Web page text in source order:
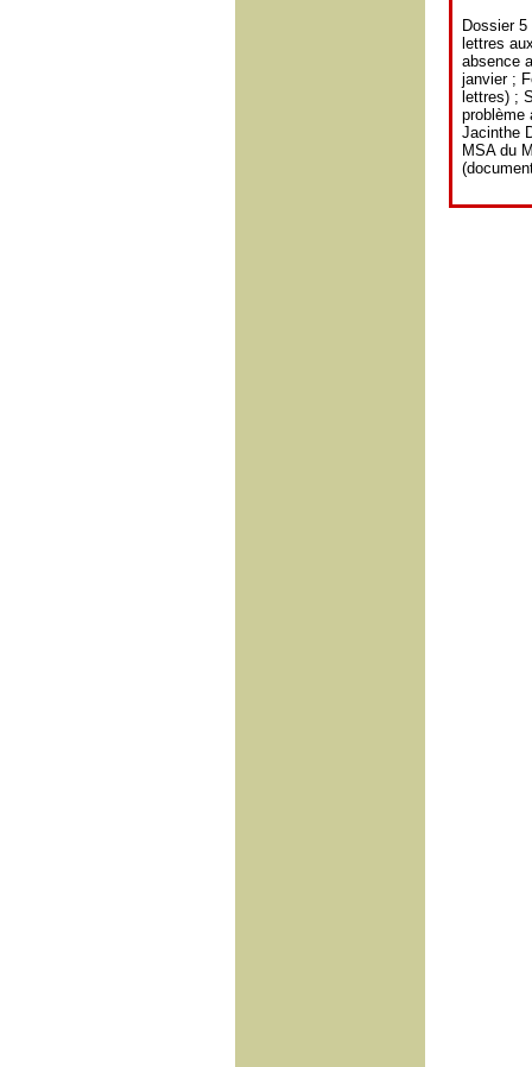
Dossier
lettres
absence
janvier ;
lettres) ;
problème
Jacinthe
MSA du